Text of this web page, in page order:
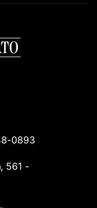
0893
561 -